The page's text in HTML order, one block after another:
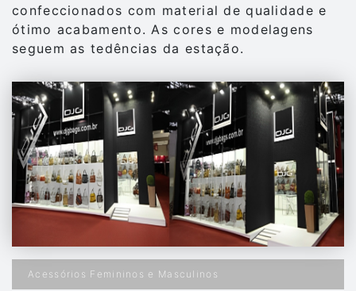
confeccionados com material de qualidade e
ótimo acabamento. As cores e modelagens
seguem as tedências da estação.
Acessórios Femininos e Masculinos